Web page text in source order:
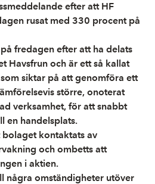
efter att HF
rusat med 330 procent på
fredagen efter att ha delats
Havsfrun och är ett så kallat
siktar på att genomföra ett
större, onoterat
verksamhet, för att snabbt
en handelsplats.
bolaget kontaktats av
och ombetts att
i aktien.
några omständigheter utöver